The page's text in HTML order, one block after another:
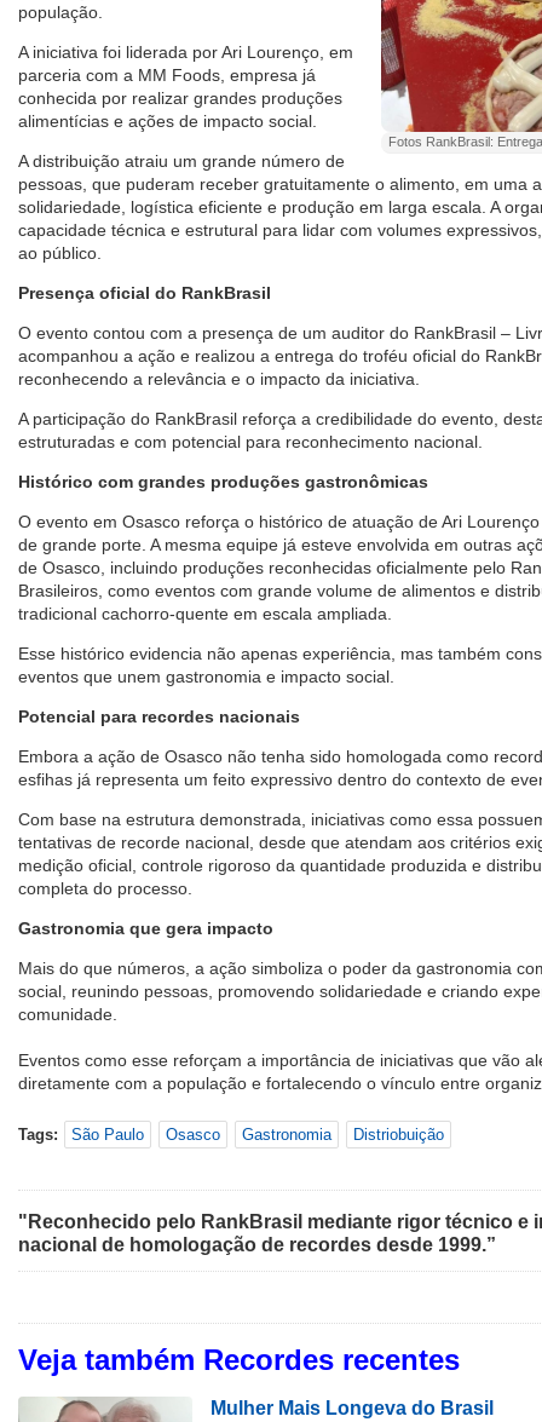
Fotos RankBrasil:
população.
A iniciativa foi liderada por Ari Lourenço, em
parceria com a MM Foods, empresa já
conhecida por realizar grandes produções
alimentícias e ações de impacto social.
A distribuição atraiu um grande número de
pessoas, que puderam receber gratuitamente o alimento, em uma
solidariedade, logística eficiente e produção em larga escala. A
capacidade técnica e estrutural para lidar com volumes
ao público.
Presença oficial do RankBrasil
O evento contou com a presença de um auditor do RankBrasil –
acompanhou a ação e realizou a entrega do troféu oficial do
reconhecendo a relevância e o impacto da iniciativa.
A participação do RankBrasil reforça a credibilidade do evento,
estruturadas e com potencial para reconhecimento nacional.
Histórico com grandes produções gastronômicas
O evento em Osasco reforça o histórico de atuação de Ari
de grande porte. A mesma equipe já esteve envolvida em outras
de Osasco, incluindo produções reconhecidas oficialmente pelo
Brasileiros, como eventos com grande volume de alimentos e
tradicional cachorro-quente em escala ampliada.
Esse histórico evidencia não apenas experiência, mas também
eventos que unem gastronomia e impacto social.
Potencial para recordes nacionais
Embora a ação de Osasco não tenha sido homologada como
esfihas já representa um feito expressivo dentro do contexto de
Com base na estrutura demonstrada, iniciativas como essa
tentativas de recorde nacional, desde que atendam aos critérios
medição oficial, controle rigoroso da quantidade produzida e
completa do processo.
Gastronomia que gera impacto
Mais do que números, a ação simboliza o poder da gastronomia
social, reunindo pessoas, promovendo solidariedade e criando
comunidade.
Eventos como esse reforçam a importância de iniciativas que vão
diretamente com a população e fortalecendo o vínculo entre
Tags: São Paulo Osasco Gastronomia Distriobuição
"Reconhecido pelo RankBrasil mediante rigor técnico e
nacional de homologação de recordes desde 1999.”
Veja também Recordes recentes
Mulher Mais Longeva do Brasil